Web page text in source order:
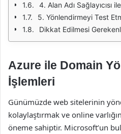
4. Alan Adı Sağlayıcısı
5. Yönlendirmeyi Test
Dikkat Edilmesi
Azure ile Domain
İşlemleri
Günümüzde web sitelerinin
kolaylaştırmak ve online
öneme sahiptir. Microsoft’un